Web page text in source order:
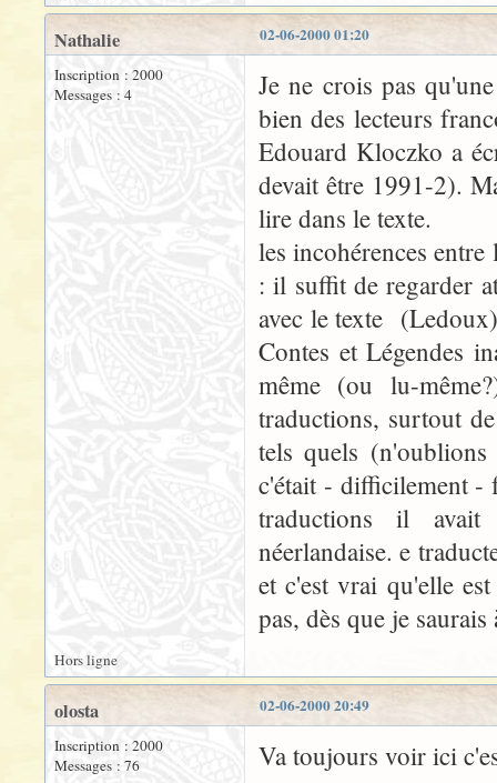
02-06-2000 01:20
Nathalie
Inscription : 2000
Messages : 4
Je ne crois pas
bien des lecteurs
Edouard Kloczko a
devait être 1991-2).
lire dans le texte.
les incohérences
: il suffit de regarder
avec le texte
Contes et Légendes
même (ou lu-
traductions, surtout
tels quels
c'était - difficilement -
traductions il avait
néerlandaise. e
et c'est vrai qu'elle
pas, dès que je
Hors ligne
02-06-2000 20:49
olosta
Inscription : 2000
Messages : 76
Va toujours voir ici